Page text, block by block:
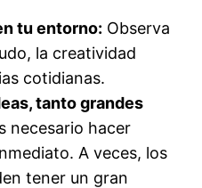
tu entorno: Observa
la creatividad
cotidianas.
tanto grandes
necesario hacer
A veces, los
tener un gran